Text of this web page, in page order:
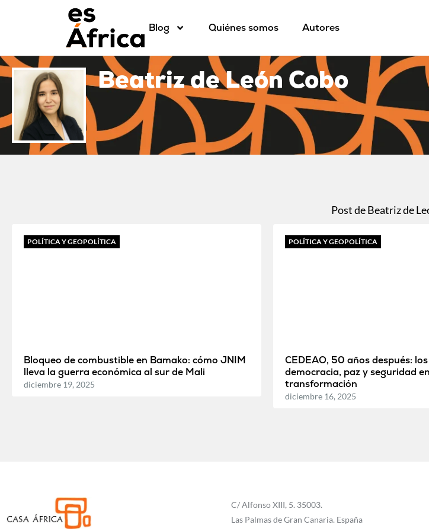
Blog Quiénes somos Autores
Beatriz de León Cobo
Post de Beatriz de
POLÍTICA Y GEOPOLÍTICA
Bloqueo de combustible en Bamako: cómo JNIM
lleva la guerra económica al sur de Mali
diciembre 19, 2025
POLÍTICA Y GEOPOLÍTICA
CEDEAO, 50 años después:
democracia, paz y seguridad
transformación
diciembre 16, 2025
C/ Alfonso XIII, 5. 35003.
Las Palmas de Gran Canaria. España